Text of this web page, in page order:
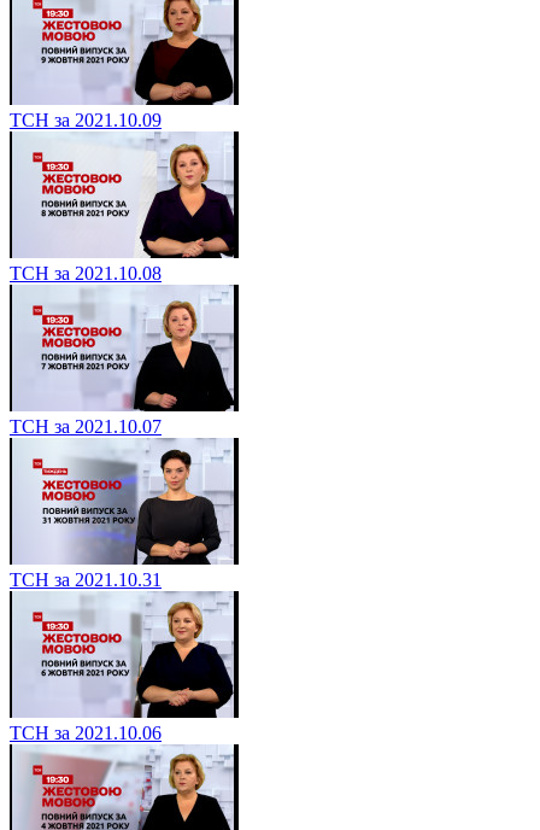
ТСН за 2021.10.09
ТСН за 2021.10.08
ТСН за 2021.10.07
ТСН за 2021.10.31
ТСН за 2021.10.06